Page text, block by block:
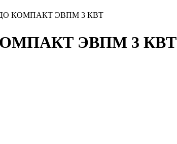
КОМПАКТ ЭВПМ 3 КВТ
ЭВПМ 3 КВТ